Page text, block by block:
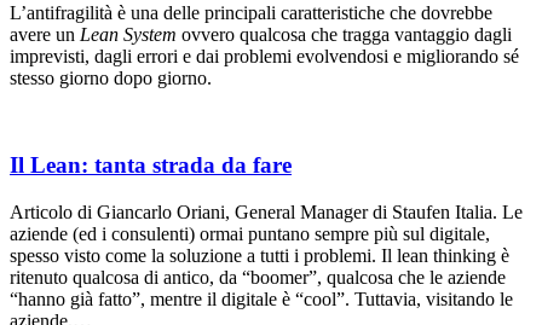
L’antifragilità è una delle principali caratteristiche che dovrebbe
avere un Lean System ovvero qualcosa che tragga vantaggio dagli
imprevisti, dagli errori e dai problemi evolvendosi e migliorando sé
stesso giorno dopo giorno.
Il Lean: tanta strada da fare
Articolo di Giancarlo Oriani, General Manager di Staufen Italia. Le
aziende (ed i consulenti) ormai puntano sempre più sul digitale,
spesso visto come la soluzione a tutti i problemi. Il lean thinking è
ritenuto qualcosa di antico, da “boomer”, qualcosa che le aziende
“hanno già fatto”, mentre il digitale è “cool”. Tuttavia, visitando le